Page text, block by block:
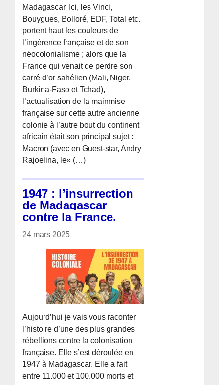
Madagascar. Ici, les Vinci,
Bouygues, Bolloré, EDF, Total etc.
portent haut les couleurs de
l’ingérence française et de son
néocolonialisme ; alors que la
France qui venait de perdre son
carré d’or sahélien (Mali, Niger,
Burkina-Faso et Tchad),
l’actualisation de la mainmise
française sur cette autre ancienne
colonie à l’autre bout du continent
africain était son principal sujet :
Macron (avec en Guest-star, Andry
Rajoelina, le« (…)
1947 : l’insurrection
de Madagascar
contre la France.
24 mars 2025
Aujourd’hui je vais vous raconter
l’histoire d’une des plus grandes
rébellions contre la colonisation
française. Elle s’est déroulée en
1947 à Madagascar. Elle a fait
entre 11.000 et 100.000 morts et